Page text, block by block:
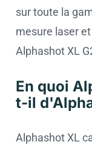
sur toute la
mesure laser
Alphashot XL
En quoi
t-il
Alphashot XL